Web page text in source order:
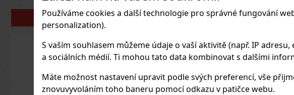
Používáme cookies a další technologie pro správné fungování
personalization).
S vaším souhlasem můžeme údaje o vaší aktivitě (např. IP
a sociálních médií. Ti mohou tato data kombinovat s dalšími
Máte možnost nastavení upravit podle svých preferencí, vše
znovuvyvoláním toho baneru pomocí odkazu v patičce webu.
NAŠE ZNAČKY
Salvaje 0,7 l 40% Tube
SKLADEM(> 5 ks)